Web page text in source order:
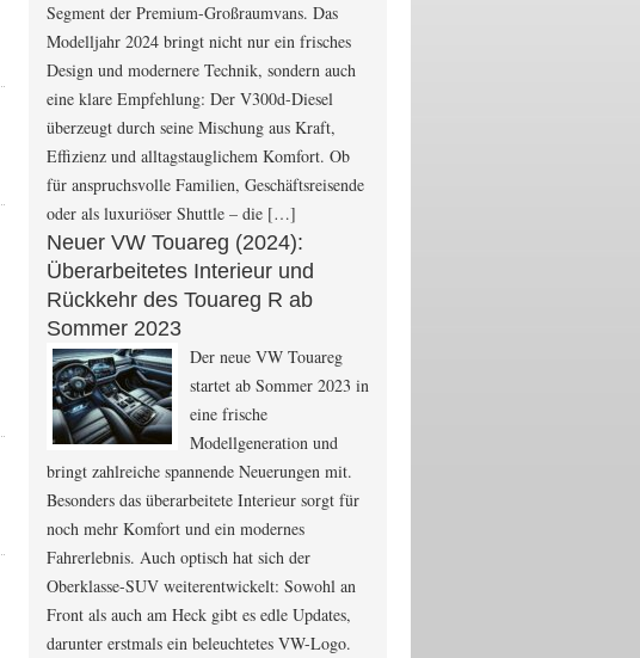
Segment der Premium-Großraumvans. Das
Modelljahr 2024 bringt nicht nur ein frisches
Design und modernere Technik, sondern auch
eine klare Empfehlung: Der V300d-Diesel
überzeugt durch seine Mischung aus Kraft,
Effizienz und alltagstauglichem Komfort. Ob
für anspruchsvolle Familien, Geschäftsreisende
oder als luxuriöser Shuttle – die […]
Neuer VW Touareg (2024):
Überarbeitetes Interieur und
Rückkehr des Touareg R ab
Sommer 2023
Der neue VW Touareg
startet ab Sommer 2023 in
eine frische
Modellgeneration und
bringt zahlreiche spannende Neuerungen mit.
Besonders das überarbeitete Interieur sorgt für
noch mehr Komfort und ein modernes
Fahrerlebnis. Auch optisch hat sich der
Oberklasse-SUV weiterentwickelt: Sowohl an
Front als auch am Heck gibt es edle Updates,
darunter erstmals ein beleuchtetes VW-Logo.